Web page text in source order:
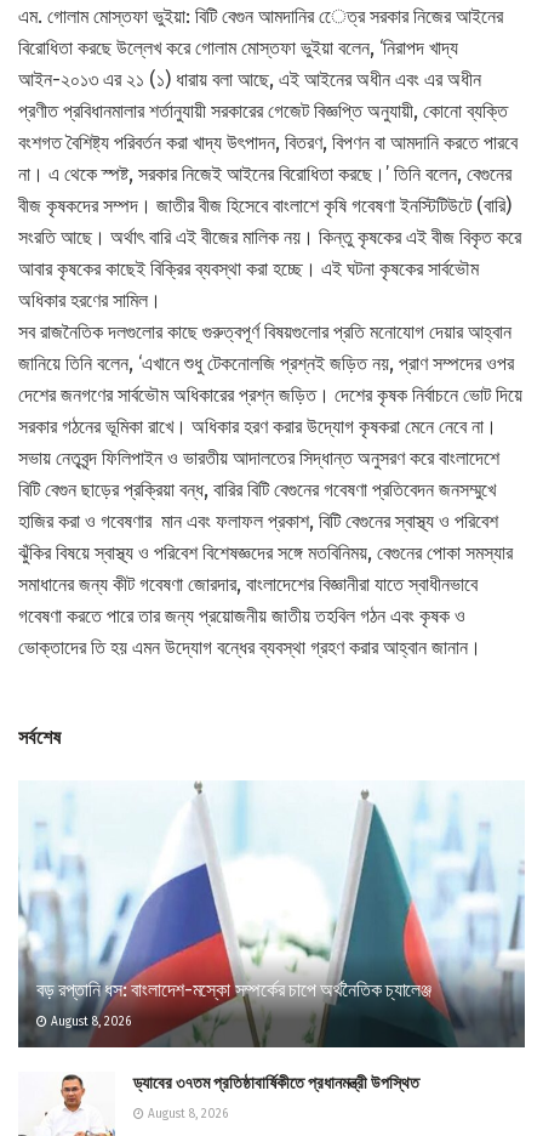
এম. গোলাম মোস্তফা ভুইয়া: বিটি বেগুন আমদানির েেত্র সরকার নিজের আইনের
বিরোধিতা করছে উল্লেখ করে গোলাম মোস্তফা ভুইয়া বলেন, ‘নিরাপদ খাদ্য
আইন-২০১৩ এর ২১ (১) ধারায় বলা আছে, এই আইনের অধীন এবং এর অধীন
প্রণীত প্রবিধানমালার শর্তানুযায়ী সরকারের গেজেট বিজ্ঞপ্তি অনুযায়ী, কোনো ব্যক্তি
বংশগত বৈশিষ্ট্য পরিবর্তন করা খাদ্য উৎপাদন, বিতরণ, বিপণন বা আমদানি করতে পারবে
না। এ থেকে স্পষ্ট, সরকার নিজেই আইনের বিরোধিতা করছে।’ তিনি বলেন, বেগুনের
বীজ কৃষকদের সম্পদ। জাতীর বীজ হিসেবে বাংলাশে কৃষি গবেষণা ইনস্টিটিউটে (বারি)
সংরতি আছে। অর্থাৎ বারি এই বীজের মালিক নয়। কিন্তু কৃষকের এই বীজ বিকৃত করে
আবার কৃষকের কাছেই বিক্রির ব্যবস্থা করা হচ্ছে। এই ঘটনা কৃষকের সার্বভৌম
অধিকার হরণের সামিল।
সব রাজনৈতিক দলগুলোর কাছে গুরুত্বপূর্ণ বিষয়গুলোর প্রতি মনোযোগ দেয়ার আহ্বান
জানিয়ে তিনি বলেন, ‘এখানে শুধু টেকনোলজি প্রশ্নই জড়িত নয়, প্রাণ সম্পদের ওপর
দেশের জনগণের সার্বভৌম অধিকারের প্রশ্ন জড়িত। দেশের কৃষক নির্বাচনে ভোট দিয়ে
সরকার গঠনের ভূমিকা রাখে। অধিকার হরণ করার উদ্যোগ কৃষকরা মেনে নেবে না।
সভায় নেতৃবৃন্দ ফিলিপাইন ও ভারতীয় আদালতের সিদ্ধান্ত অনুসরণ করে বাংলাদেশে
বিটি বেগুন ছাড়ের প্রক্রিয়া বন্ধ, বারির বিটি বেগুনের গবেষণা প্রতিবেদন জনসম্মুখে
হাজির করা ও গবেষণার মান এবং ফলাফল প্রকাশ, বিটি বেগুনের স্বাস্থ্য ও পরিবেশ
ঝুঁকির বিষয়ে স্বাস্থ্য ও পরিবেশ বিশেষজ্ঞদের সঙ্গে মতবিনিময়, বেগুনের পোকা সমস্যার
সমাধানের জন্য কীট গবেষণা জোরদার, বাংলাদেশের বিজ্ঞানীরা যাতে স্বাধীনভাবে
গবেষণা করতে পারে তার জন্য প্রয়োজনীয় জাতীয় তহবিল গঠন এবং কৃষক ও
ভোক্তাদের তি হয় এমন উদ্যোগ বন্ধের ব্যবস্থা গ্রহণ করার আহ্বান জানান।
সর্বশেষ
বড় রপ্তানি ধস: বাংলাদেশ-মস্কো সম্পর্কের চাপে অর্থনৈতিক চ্যালেঞ্জ
August 8, 2026
ড্যাবের ৩৭তম প্রতিষ্ঠাবার্ষিকীতে প্রধানমন্ত্রী উপস্থিত
August 8, 2026